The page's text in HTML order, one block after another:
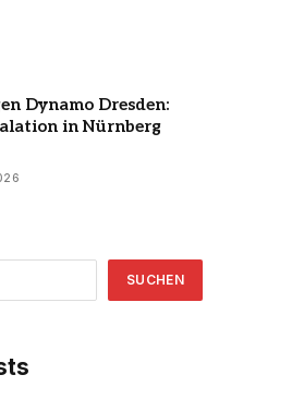
Dynamo Dresden:
in Nürnberg
SUCHEN